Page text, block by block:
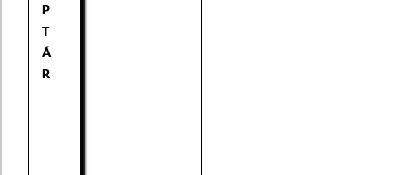
P
T
Á
R